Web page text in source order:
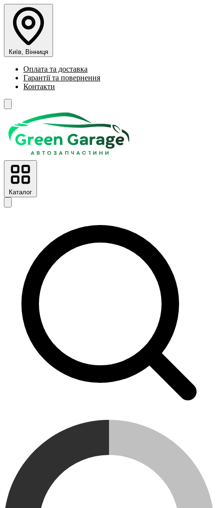
Київ, Вінниця
Оплата та доставка
Гарантії та повернення
Контакти
Каталог